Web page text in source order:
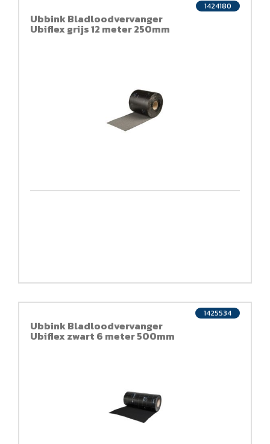
Ubbink Bladloodvervanger
Ubiflex grijs 12 meter 250mm
1424180
Ubbink Bladloodvervanger
Ubiflex zwart 6 meter 500mm
1425534